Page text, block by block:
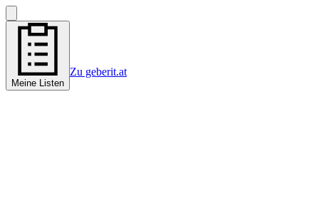
Meine Listen
Zu geberit.at